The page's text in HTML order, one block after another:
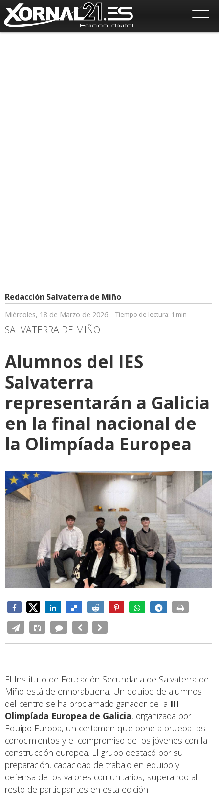
Redacción Salvaterra de Miño
Miércoles, 18 de Marzo de 2026 Tiempo de lectura: 1 min
SALVATERRA DE MIÑO
Alumnos del IES
Salvaterra
representarán a Galicia
en la final nacional de
la Olimpíada Europea
El Instituto de Educación Secundaria de Salvaterra de
Miño está de enhorabuena. Un equipo de alumnos
del centro se ha proclamado ganador de la III
Olimpíada Europea de Galicia, organizada por
Equipo Europa, un certamen que pone a prueba los
conocimientos y el compromiso de los jóvenes con la
construcción europea. El grupo destacó por su
preparación, capacidad de trabajo en equipo y
defensa de los valores comunitarios, superando al
resto de participantes en esta edición.